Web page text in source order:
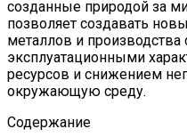
созданные природой за
позволяет создавать
металлов и
эксплуатационными
ресурсов и снижением
окружающую среду.
Содержание